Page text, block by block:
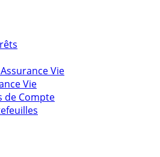
Vie
Vie
de Compte